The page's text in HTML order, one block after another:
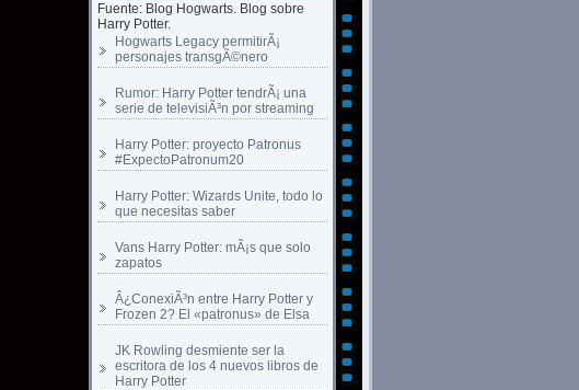
Fuente: Blog Hogwarts. Blog sobre
Harry Potter.
Hogwarts Legacy permitirÃ¡
personajes transgÃ©nero
Rumor: Harry Potter tendrÃ¡ una
serie de televisiÃ³n por streaming
Harry Potter: proyecto Patronus
#ExpectoPatronum20
Harry Potter: Wizards Unite, todo lo
que necesitas saber
Vans Harry Potter: mÃ¡s que solo
zapatos
Â¿ConexiÃ³n entre Harry Potter y
Frozen 2? El «patronus» de Elsa
JK Rowling desmiente ser la
escritora de los 4 nuevos libros de
Harry Potter